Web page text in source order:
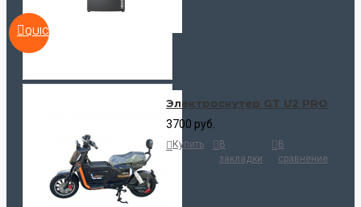
QUICKVIEW
Электроскутер GT U2 PRO
3700 руб.
Купить
В
закладки
В
сравнение